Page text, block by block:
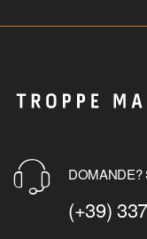
DOMANDE?
(+39)